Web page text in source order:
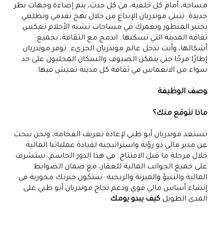
مساحة، أمام كل خلفية، في كل حدث، يتم إضاءة وجهات نظر
جديدة. تتبنى موندريان الإبداع من خلال نهج تقدمي وتطلعي
يختبر المنظور ويغمرك في مساحات تشبه الأحلام تعكس
ثقافة المدينة التي تسكنها. اندمج مع الثقافة، بجميع
أشكالها، وأنت تدخل عالم موندريان الجريء. توفر موندريان
إطارًا مرحًا حتى يتمكن الضيوف والسكان المحليون على حد
سواء من الانغماس في ثقافة كل مدينة تعيش فيها.
وصف الوظيفة
ماذا نتوقع منك؟
تستعد موندريان أبو ظبي لإعادة تعريف الفخامة، ونحن نبحث
عن مدير مالي ذو رؤية واستراتيجية لقيادة عملياتنا المالية
خلال مرحلة ما قبل الافتتاح. في هذا الدور الحاسم، ستشرف
على جميع الجوانب المالية للعقار، مع ضمان الضوابط
المالية والتنبؤ والميزنة والربحية. ستكون خبرتك محورية في
إنشاء أساس مالي قوي ودعم نجاح موندريان أبو ظبي على
المدى الطويل.كيف يبدو يومك